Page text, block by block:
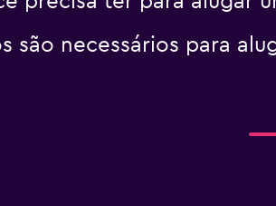
são necessários para